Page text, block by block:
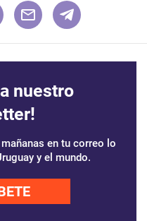
nuestro
en tu correo lo
y el mundo.